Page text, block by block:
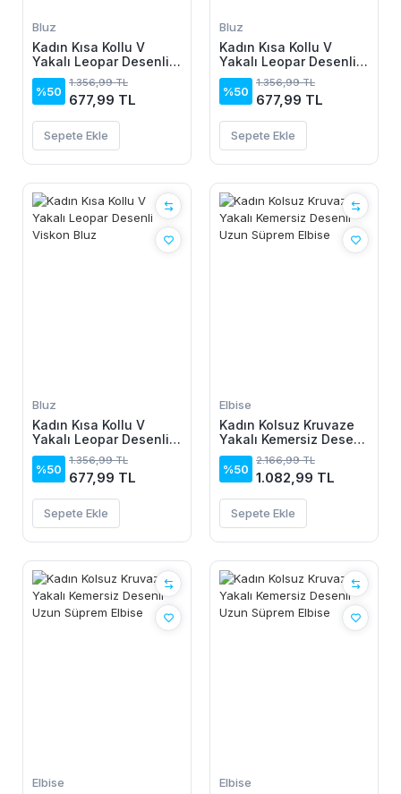
Bluz
Kadın Kısa Kollu V
Yakalı Leopar Desenli
Viskon Bluz
%50
1.356,99 TL
677,99 TL
Sepete Ekle
Bluz
Kadın Kısa Kollu V
Yakalı Leopar Desenli
Viskon Bluz
%50
1.356,99 TL
677,99 TL
Sepete Ekle
Bluz
Kadın Kısa Kollu V
Yakalı Leopar Desenli
Viskon Bluz
%50
1.356,99 TL
677,99 TL
Sepete Ekle
Elbise
Kadın Kolsuz Kruvaze
Yakalı Kemersiz Desenli
Uzun Süprem Elbise
%50
2.166,99 TL
1.082,99 TL
Sepete Ekle
Elbise Elbise